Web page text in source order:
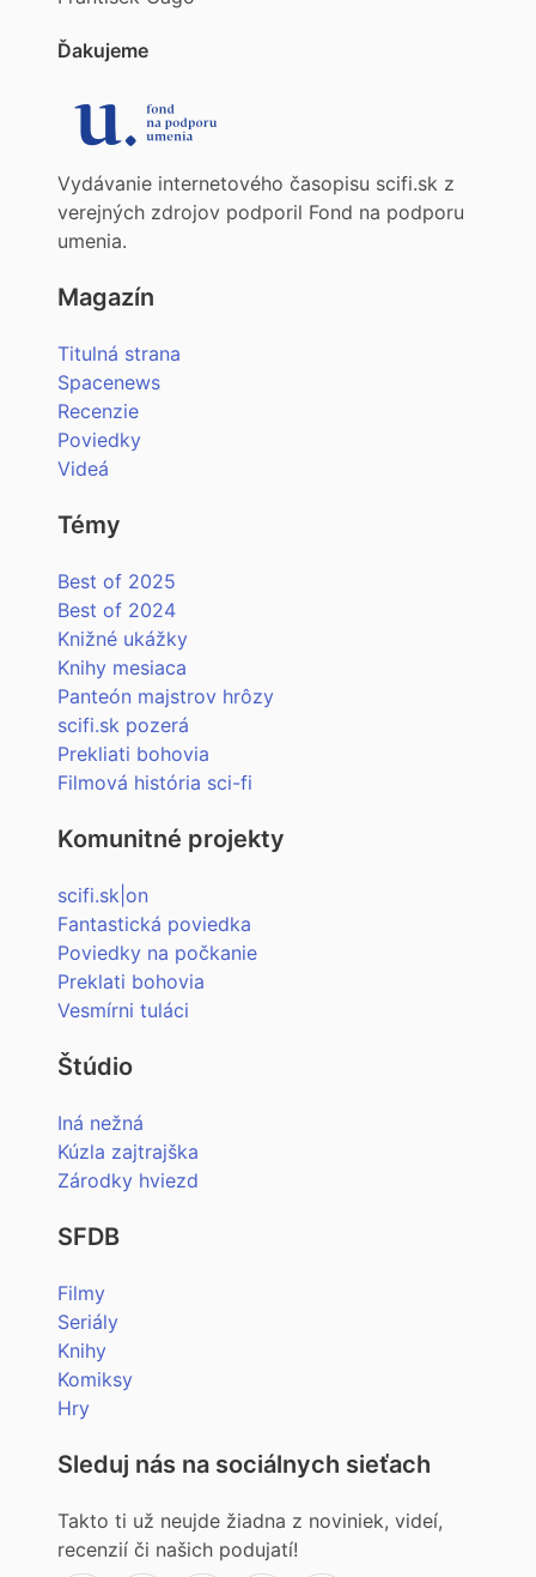
Ďakujeme
Vydávanie internetového časopisu scifi.sk z
verejných zdrojov podporil Fond na podporu
umenia.
Magazín
Titulná strana
Spacenews
Recenzie
Poviedky
Videá
Témy
Best of 2025
Best of 2024
Knižné ukážky
Knihy mesiaca
Panteón majstrov hrôzy
scifi.sk pozerá
Prekliati bohovia
Filmová história sci-fi
Komunitné projekty
scifi.sk|on
Fantastická poviedka
Poviedky na počkanie
Preklati bohovia
Vesmírni tuláci
Štúdio
Iná nežná
Kúzla zajtrajška
Zárodky hviezd
SFDB
Filmy
Seriály
Knihy
Komiksy
Hry
Sleduj nás na sociálnych sieťach
Takto ti už neujde žiadna z noviniek, videí,
recenzií či našich podujatí!